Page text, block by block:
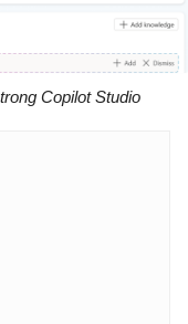
Copilot Studio